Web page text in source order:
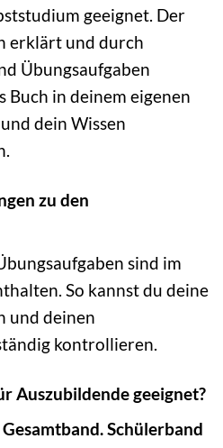
geeignet. Der
erklärt und durch
Übungsaufgaben
Buch in deinem eigenen
dein Wissen
zu den
sind im
So kannst du deine
und deinen
kontrollieren.
Auszubildende geeignet?
Schülerband